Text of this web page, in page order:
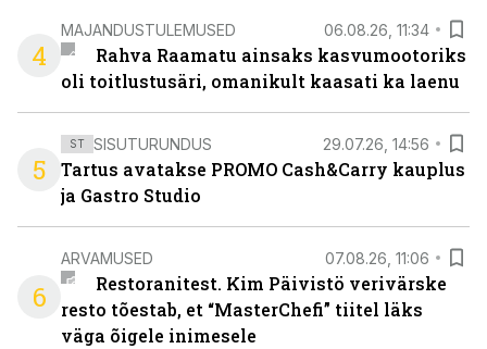
4
MAJANDUSTULEMUSED 06.08.26, 11:34
Rahva Raamatu ainsaks kasvumootoriks
oli toitlustusäri, omanikult kaasati ka laenu
5
ST SISUTURUNDUS 29.07.26, 14:56
Tartus avatakse PROMO Cash&Carry kauplus
ja Gastro Studio
6
ARVAMUSED 07.08.26, 11:06
Restoranitest. Kim Päivistö verivärske
resto tõestab, et “MasterChefi” tiitel läks
väga õigele inimesele